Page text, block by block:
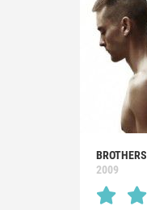
BROTHERS
2009